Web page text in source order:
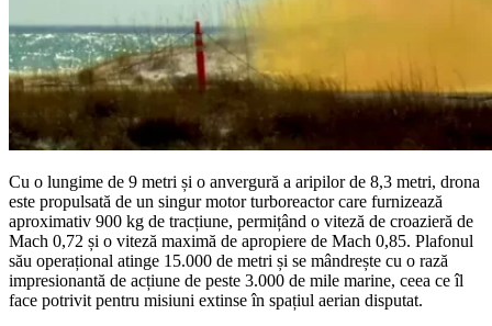
Cu o lungime de 9 metri și o anvergură a aripilor de 8,3 metri, drona
este propulsată de un singur motor turboreactor care furnizează
aproximativ 900 kg de tracțiune, permițând o viteză de croazieră de
Mach 0,72 și o viteză maximă de apropiere de Mach 0,85. Plafonul
său operațional atinge 15.000 de metri și se mândrește cu o rază
impresionantă de acțiune de peste 3.000 de mile marine, ceea ce îl
face potrivit pentru misiuni extinse în spațiul aerian disputat.